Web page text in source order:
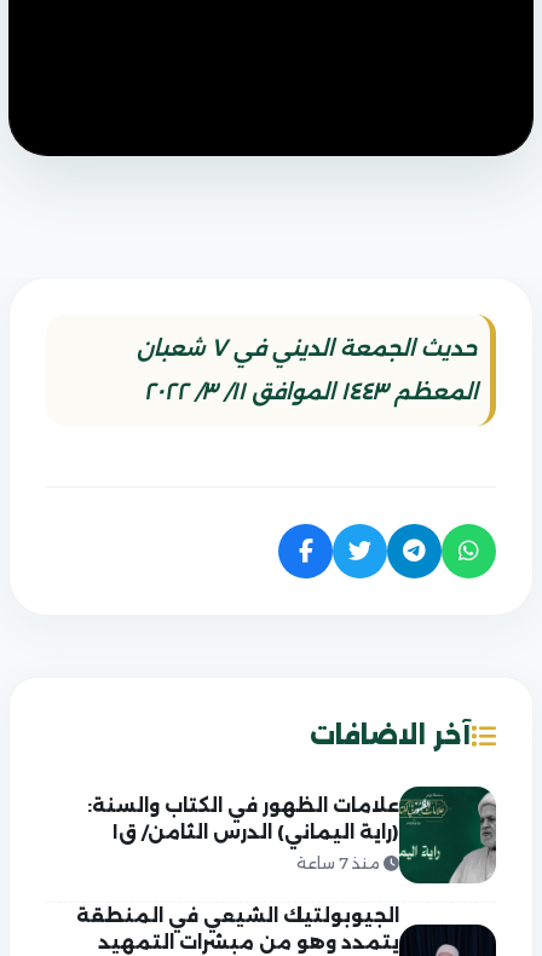
حديث الجمعة الديني في ٧ شعبان
المعظم ١٤٤٣ الموافق ١١/ ٣/ ٢٠٢٢
آخر الاضافات
علامات الظهور في الكتاب والسنة:
(راية اليماني) الدرس الثامن/ ق١
منذ 7 ساعة
الجيوبولتيك الشيعي في المنطقة
يتمدد وهو من مبشرات التمهيد